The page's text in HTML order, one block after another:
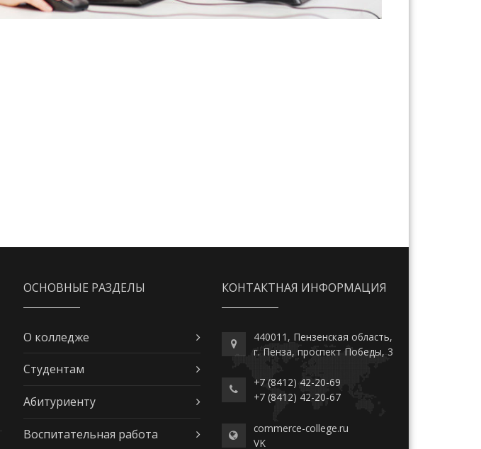
ОСНОВНЫЕ РАЗДЕЛЫ
О колледже
Студентам
Абитуриенту
Воспитательная работа
КОНТАКТНАЯ ИНФОРМАЦИЯ
440011, Пензенская область,
г. Пенза, проспект Победы, 3
+7 (8412) 42-20-69
+7 (8412) 42-20-67
commerce-college.ru
VK